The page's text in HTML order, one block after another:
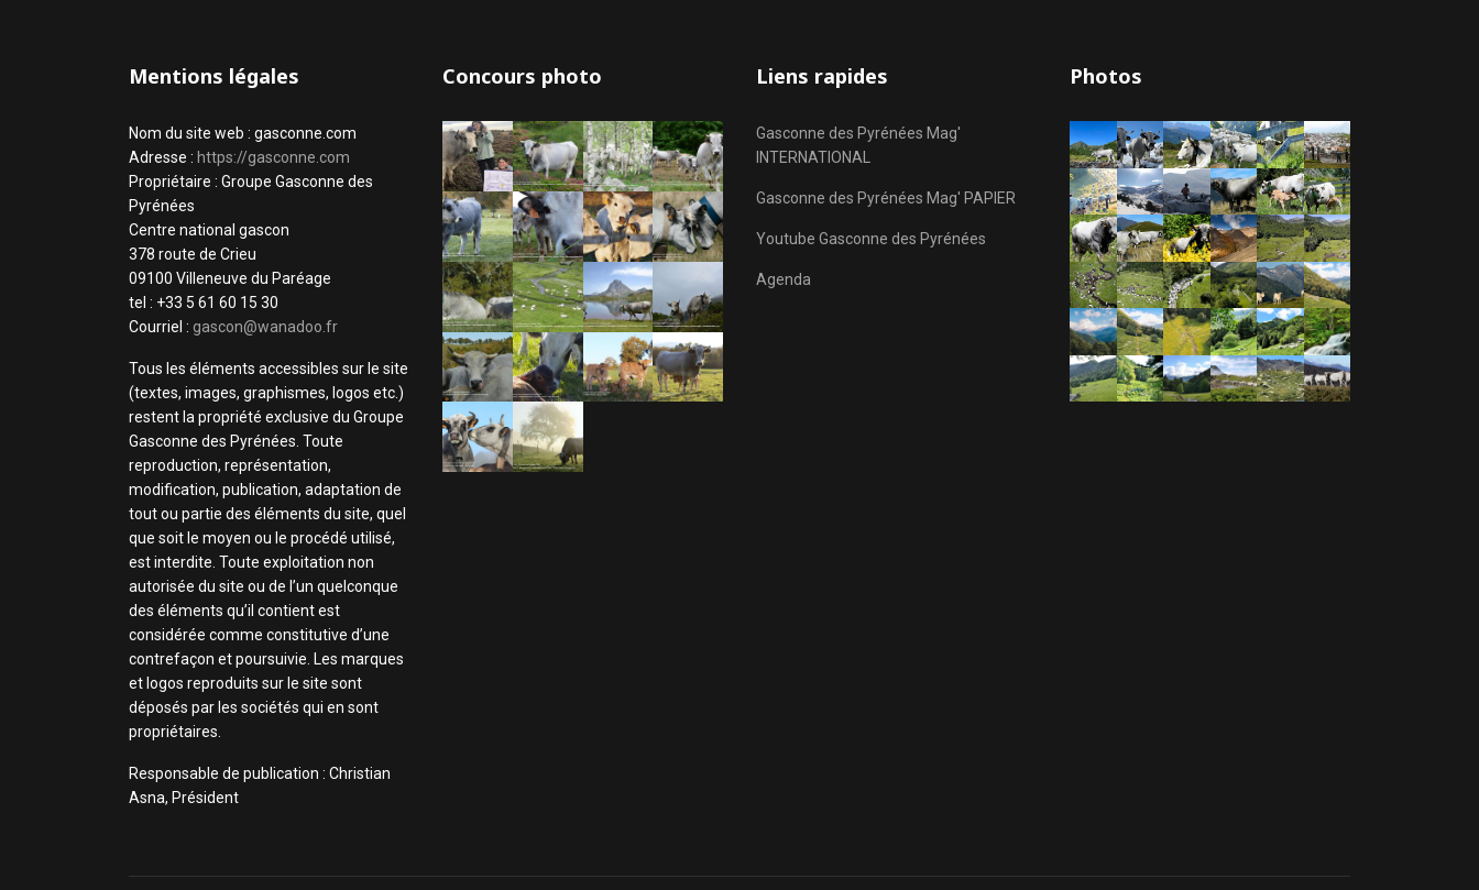
Mentions légales
Nom du site web : gasconne.com
Adresse : https://gasconne.com
Propriétaire : Groupe Gasconne des
Pyrénées
Centre national gascon
378 route de Crieu
09100 Villeneuve du Paréage
tel : +33 5 61 60 15 30
Courriel : gascon@wanadoo.fr
Tous les éléments accessibles sur le site
(textes, images, graphismes, logos etc.)
restent la propriété exclusive du Groupe
Gasconne des Pyrénées. Toute
reproduction, représentation,
modification, publication, adaptation de
tout ou partie des éléments du site, quel
que soit le moyen ou le procédé utilisé,
est interdite. Toute exploitation non
autorisée du site ou de l’un quelconque
des éléments qu’il contient est
considérée comme constitutive d’une
contrefaçon et poursuivie. Les marques
et logos reproduits sur le site sont
déposés par les sociétés qui en sont
propriétaires.
Responsable de publication : Christian
Asna, Président
Concours photo Liens rapides
Gasconne des Pyrénées Mag'
INTERNATIONAL
Gasconne des Pyrénées Mag' PAPIER
Youtube Gasconne des Pyrénées
Agenda
Photos